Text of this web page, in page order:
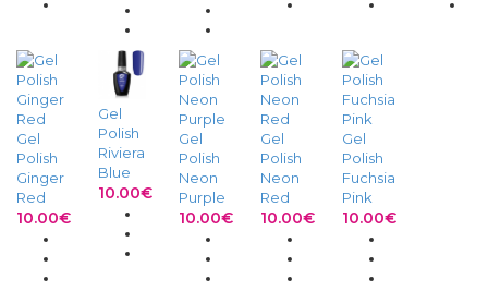
Gel
Polish
Ginger
Red
10.00€
Gel
Polish
Riviera
Blue
10.00€
Gel
Polish
Neon
Purple
10.00€
Gel
Polish
Neon
Red
10.00€
Gel
Polish
Fuchsia
Pink
10.00€